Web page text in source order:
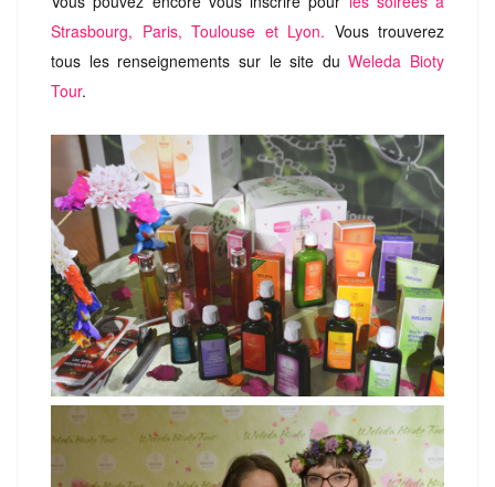
Strasbourg, Paris, Toulouse et Lyon. Vous trouverez
tous les renseignements sur le site duWeleda Bioty
Tour.